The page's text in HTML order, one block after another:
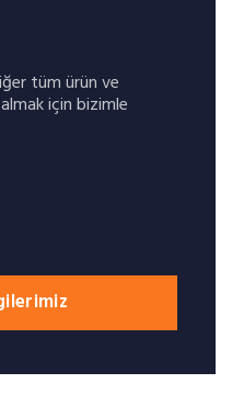
tüm ürün ve
için bizimle